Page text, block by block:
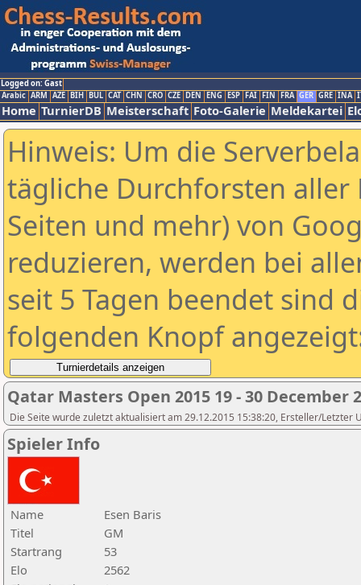
Logged on: Gast
Arabic ARM AZE BIH BUL CAT CHN CRO CZE DEN ENG ESP FAI FIN FRA GER GRE INA
Home TurnierDB Meisterschaft Foto-Galerie Meldekartei
Hinweis: Um die
tägliche Durchforsten aller
Seiten und mehr) von
reduzieren, werden bei
seit 5 Tagen beendet sind
folgenden Knopf
Qatar Masters Open 2015 19 - 30 December
Die Seite wurde zuletzt aktualisiert am 29.12.2015 15:38:20, Ersteller/Letzter
Spieler Info
Name
Esen Baris
Titel
GM
Startrang
53
Elo
2562